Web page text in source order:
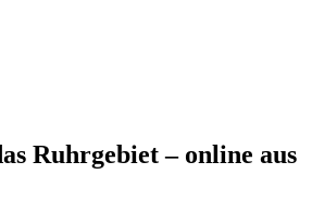
Ruhrgebiet – online aus